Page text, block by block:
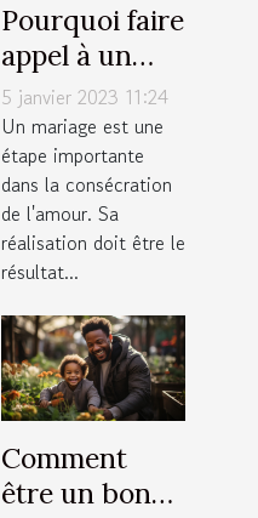
Pourquoi faire
appel à un
photographe
à Annemasse
pour un
mariage ?
5 janvier 2023 11:24
Un mariage est une
étape importante
dans la consécration
de l'amour. Sa
réalisation doit être le
résultat...
Comment
être un bon